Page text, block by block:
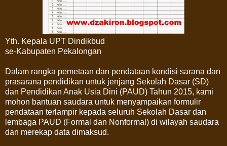
Yth. Kepala UPT Dindikbud
se-Kabupaten Pekalongan
Dalam rangka pemetaan dan pendataan kondisi sarana dan
prasarana pendidikan untuk jenjang Sekolah Dasar (SD)
dan Pendidikan Anak Usia Dini (PAUD) Tahun 2015, kami
mohon bantuan saudara untuk menyampaikan formulir
pendataan terlampir kepada seluruh Sekolah Dasar dan
lembaga PAUD (Formal dan Nonformal) di wilayah saudara
dan merekap data dimaksud.